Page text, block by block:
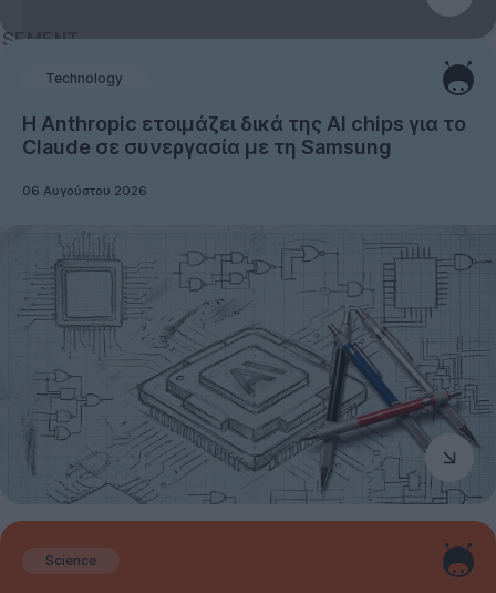
Technology
Η Anthropic ετοιμάζει δικά της AI chips για το
Claude σε συνεργασία με τη Samsung
06 Αυγούστου 2026
Science